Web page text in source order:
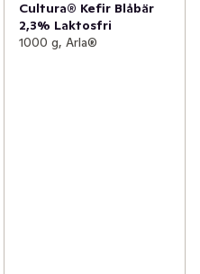
Cultura® Kefir Blåbär
2,3% Laktosfri
1000 g, Arla®